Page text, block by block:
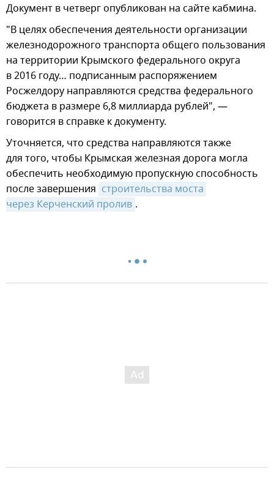
Документ в четверг опубликован на сайте кабмина.
"В целях обеспечения деятельности организации
железнодорожного транспорта общего пользования
на территории Крымского федерального округа
в 2016 году… подписанным распоряжением
Росжелдору направляются средства федерального
бюджета в размере 6,8 миллиарда рублей", —
говорится в справке к документу.
Уточняется, что средства направляются также
для того, чтобы Крымская железная дорога могла
обеспечить необходимую пропускную способность
после завершения строительства моста
через Керченский пролив .